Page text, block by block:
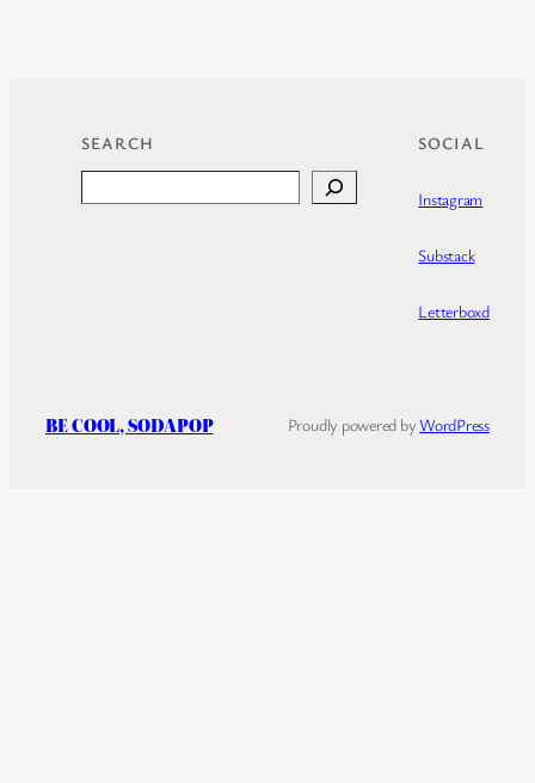
SEARCH SOCIAL
Instagram
Substack
Letterboxd
BE COOL, SODAPOP Proudly powered byWordPress